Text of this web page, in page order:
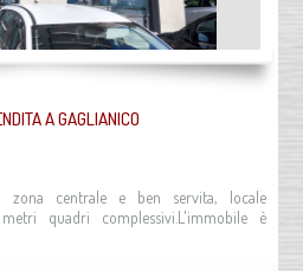
A GAGLIANICO
zona centrale e ben servita, locale
quadri complessivi.L'immobile è